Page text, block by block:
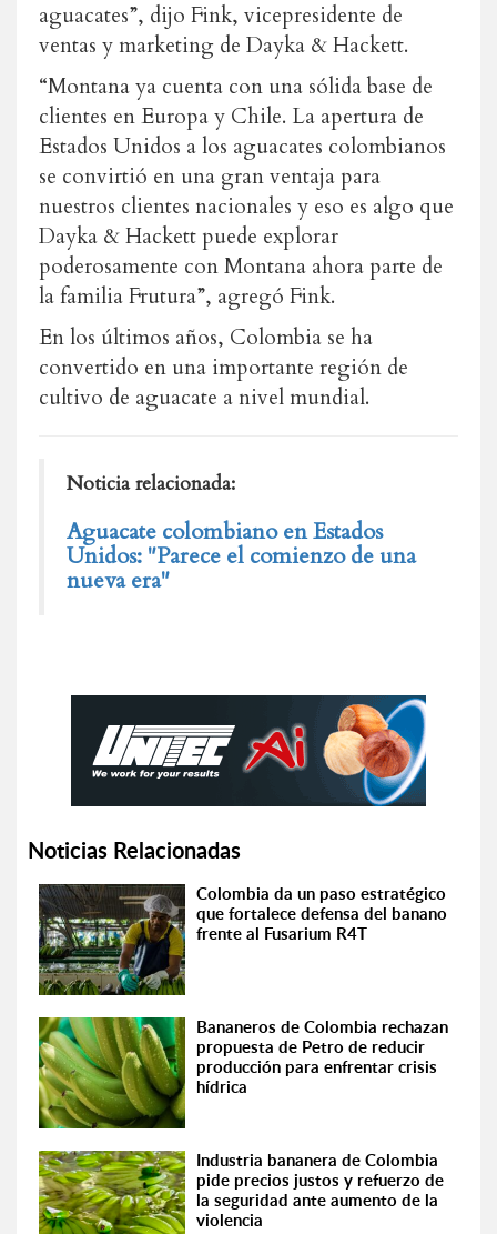
aguacates”, dijo Fink, vicepresidente de
ventas y marketing de Dayka & Hackett.
“Montana ya cuenta con una sólida base de
clientes en Europa y Chile. La apertura de
Estados Unidos a los aguacates colombianos
se convirtió en una gran ventaja para
nuestros clientes nacionales y eso es algo que
Dayka & Hackett puede explorar
poderosamente con Montana ahora parte de
la familia Frutura”, agregó Fink.
En los últimos años, Colombia se ha
convertido en una importante región de
cultivo de aguacate a nivel mundial.
Noticia relacionada:
Aguacate colombiano en Estados
Unidos: "Parece el comienzo de una
nueva era"
Noticias Relacionadas
Colombia da un paso estratégico
que fortalece defensa del banano
frente al Fusarium R4T
Bananeros de Colombia rechazan
propuesta de Petro de reducir
producción para enfrentar crisis
hídrica
Industria bananera de Colombia
pide precios justos y refuerzo de
la seguridad ante aumento de la
violencia